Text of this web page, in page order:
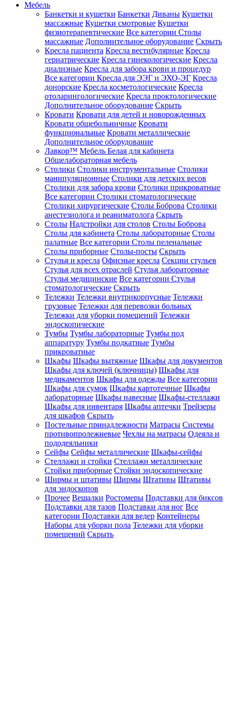
Мебель
Банкетки и кушетки Банкетки Диваны Кушетки
массажные Кушетки смотровые Кушетки
физиотерапевтические Все категории Столы
массажные Дополнительное оборудование Скрыть
Кресла пациента Кресла вестибулярные Кресла
гериатрические Кресла гинекологические Кресла
диализные Кресла для забора крови и процедур
Все категории Кресла для ЭЭГ и ЭХО-ЭГ Кресла
донорские Кресла косметологические Кресла
отоларингологические Кресла проктологические
Дополнительное оборудование Скрыть
Кровати Кровати для детей и новорожденных
Кровати общебольничные Кровати
функциональные Кровати металлические
Дополнительное оборудование
Лавкор™ Мебель Белая для кабинета
Общелабораторная мебель
Столики Столики инструментальные Столики
манипуляционные Столики для детских весов
Столики для забора крови Столики прикроватные
Все категории Столики стоматологические
Столики хирургические Столы Боброва Столики
анестезиолога и реаниматолога Скрыть
Столы Надстройки для столов Столы Боброва
Столы для кабинета Столы лабораторные Столы
палатные Все категории Столы пеленальные
Столы приборные Столы-посты Скрыть
Стулья и кресла Офисные кресла Секции стульев
Стулья для всех отраслей Стулья лабораторные
Стулья медицинские Все категории Стулья
стоматологические Скрыть
Тележки Тележки внутрикорпусные Тележки
грузовые Тележки для перевозки больных
Тележки для уборки помещений Тележки
эндоскопические
Тумбы Тумбы лабораторные Тумбы под
аппаратуру Тумбы подкатные Тумбы
прикроватные
Шкафы Шкафы вытяжные Шкафы для документов
Шкафы для ключей (ключницы) Шкафы для
медикаментов Шкафы для одежды Все категории
Шкафы для сумок Шкафы картотечные Шкафы
лабораторные Шкафы навесные Шкафы-стеллажи
Шкафы для инвентаря Шкафы аптечки Трейзеры
для шкафов Скрыть
Постельные принадлежности Матрасы Системы
противопролежневые Чехлы на матрасы Одеяла и
пододеяльники
Сейфы Сейфы металлические Шкафы-сейфы
Стеллажи и стойки Стеллажи металлические
Стойки приборные Стойки эндоскопические
Ширмы и штативы Ширмы Штативы Штативы
для эндоскопов
Прочее Вешалки Ростомеры Подставки для биксов
Подставки для тазов Подставки для ног Все
категории Подставки для ведер Контейнеры
Наборы для уборки пола Тележки для уборки
помещений Скрыть